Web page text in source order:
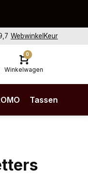
WebwinkelKeur
0
Winkelwagen
Tassen